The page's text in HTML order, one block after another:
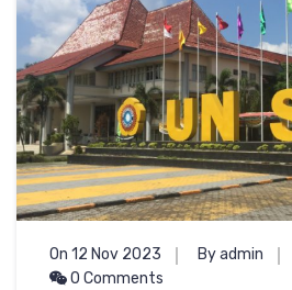
On 12 Nov 2023 By admin
0 Comments